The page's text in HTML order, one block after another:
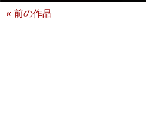
« 前の作品